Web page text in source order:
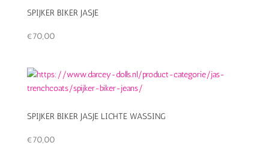
SPIJKER BIKER JASJE
€70,00
SPIJKER BIKER JASJE LICHTE WASSING
€70,00